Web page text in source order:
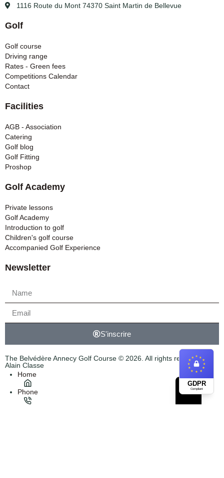
1116 Route du Mont 74370 Saint Martin de Bellevue
Golf
Golf course
Driving range
Rates - Green fees
Competitions Calendar
Contact
Facilities
AGB - Association
Catering
Golf blog
Golf Fitting
Proshop
Golf Academy
Private lessons
Golf Academy
Introduction to golf
Children's golf course
Accompanied Golf Experience
Newsletter
S'inscrire
The Belvédère Annecy Golf Course © 2026. All rights reserved.
Alain Classe
GDPR
Compliant
Home
Phone